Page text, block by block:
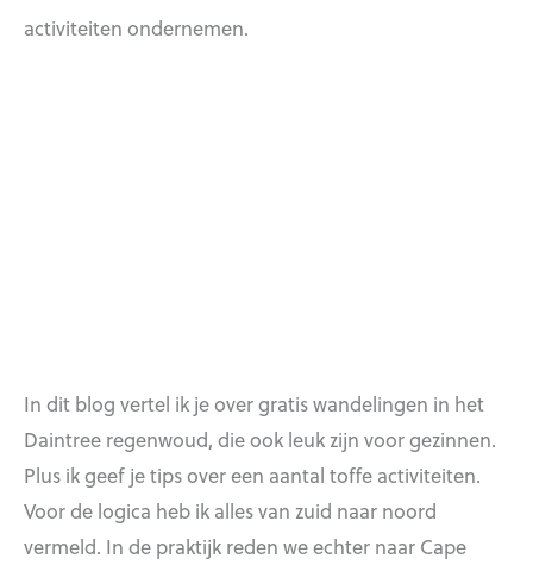
activiteiten ondernemen.
In dit blog vertel ik je over gratis wandelingen in het
Daintree regenwoud, die ook leuk zijn voor gezinnen.
Plus ik geef je tips over een aantal toffe activiteiten.
Voor de logica heb ik alles van zuid naar noord
vermeld. In de praktijk reden we echter naar Cape